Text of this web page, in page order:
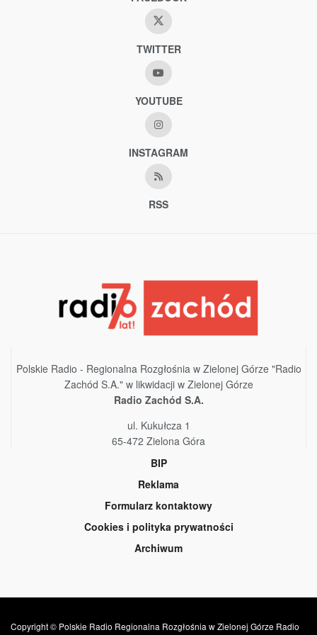
TWITTER
YOUTUBE
INSTAGRAM
RSS
Polskie Radio - Regionalna Rozgłośnia w Zielonej Górze "Radio
Zachód S.A." w likwidacji w Zielonej Górze
Radio Zachód S.A.
ul. Kukułcza 1
65-472 Zielona Góra
BIP
Reklama
Formularz kontaktowy
Cookies i polityka prywatności
Archiwum
Copyright © Polskie Radio Regionalna Rozgłośnia w Zielonej Górze Radio